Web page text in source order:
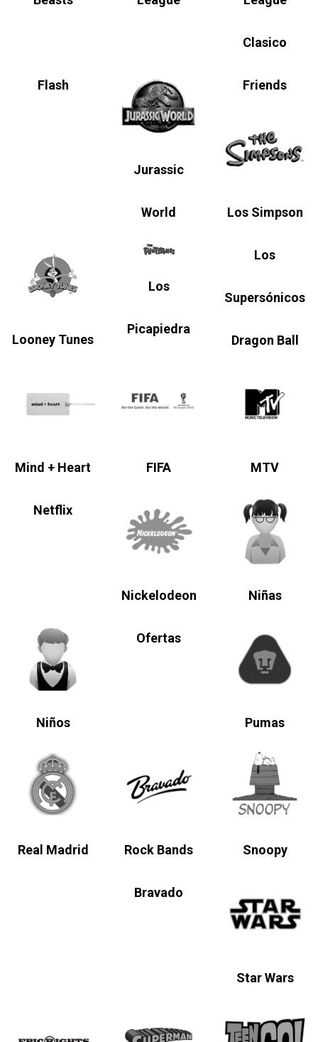
Clasico
Flash
Jurassic
World
Friends
Los Simpson
Looney Tunes
Los
Picapiedra
Los
Supersónicos
Dragon Ball
Mind + Heart FIFA MTV
Netflix
Nickelodeon Niñas
Niños
Ofertas
Pumas
Real Madrid Rock Bands
Bravado
Snoopy
Star Wars